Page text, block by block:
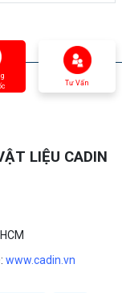
Tư Vấn
LIỆU CADIN
www.cadin.vn